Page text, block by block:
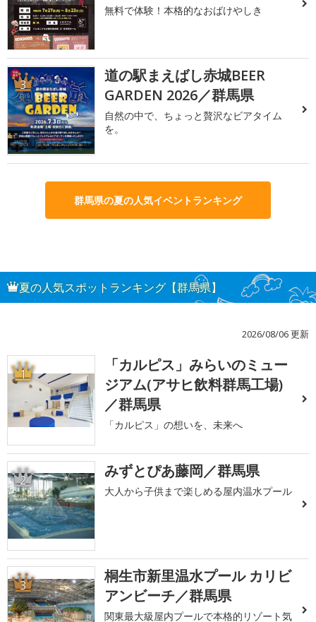
無料で体験！本格的なおばけやしき
3
道の駅まえばし赤城BEER
GARDEN 2026／群馬県
自然の中で、ちょっと贅沢なビアタイム
を。
群馬県の夏の人気イベントランキング
夏の人気スポットランキング【群馬県】
2026/08/06 更新
1
「カルピス」みらいのミュー
ジアム(アサヒ飲料群馬工場)
／群馬県
「カルピス」の想いを、未来へ
2 みずとぴあ藤岡／群馬県
大人から子供まで楽しめる屋内温水プール
3
桐生市新里温水プール カリビ
アンビーチ／群馬県
関東最大級屋内プールで本格的リゾート気